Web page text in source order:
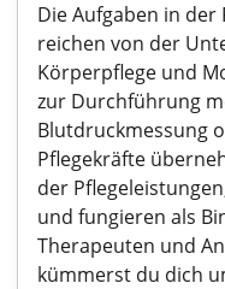
Die Aufgaben in der
reichen von der
Körperpflege und
zur Durchführung
Blutdruckmessung
Pflegekräfte
der
und fungieren als
Therapeuten und
kümmerst du dich